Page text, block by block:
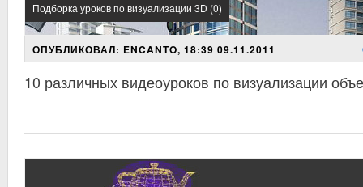
Подборка уроков по визуализации 3D (0)
ОПУБЛИКОВАЛ: ENCANTO, 18:39 09.11.2011
10 различных видеоуроков по визуализации